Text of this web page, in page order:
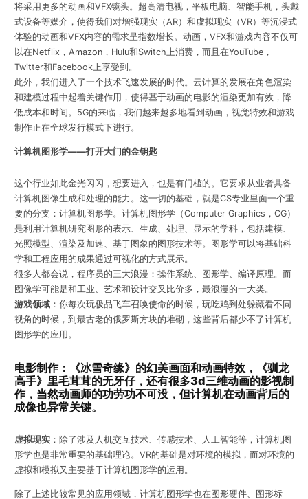
将采用更多的动画和VFX镜头。超高清电视，平板电脑、智能手机，头戴
式设备等媒介，使得我们对增强现实（AR）和虚拟现实（VR）等沉浸式
体验的动画和VFX内容的需求呈指数增长。动画，VFX和游戏内容不仅可
以在Netflix，Amazon，Hulu和Switch上消费，而且在YouTube，
Twitter和Facebook上享受到。
此外，我们进入了一个技术飞速发展的时代。云计算的发展在角色渲染
和建模过程中起着关键作用，使得基于动画的电影的渲染更加有效，降
低成本和时间。5G的来临，我们越来越多地看到动画，视觉特效和游戏
制作正在全球发行模式下进行。
计算机图形学——打开大门的金钥匙
这个行业如此金光闪闪，想要进入，也是有门槛的。它要求从业者具备
计算机图像生成和处理的能力。这一切的基础，就是CS专业里面一个重
要的分支：计算机图形学。 计算机图形学（Computer Graphics，CG）
是利用计算机研究图形的表示、生成、处理、显示的学科，包括建模、
光照模型、渲染及加速、基于图象的图形技术等。图形学可以将基础科
学和工程应用的成果通过可视化的方式展示。
很多人都会说，程序员的三大浪漫：操作系统、图形学、编译原理。而
图像学可能是和工业、艺术和设计交叉比价多，最浪漫的一大类。
游戏领域：你每次玩极品飞车召唤使命的时候，玩吃鸡到处躲藏看不同
视角的时候，到最古老的俄罗斯方块的堆砌，这些背后都少不了计算机
图形学的应用。
电影制作：《冰雪奇缘》的幻美画面和动画特效，《驯龙
高手》里毛茸茸的无牙仔，还有很多3d三维动画的影视制
作，当然动画师的功劳功不可没，但计算机在动画背后的
成像也异常关键。
虚拟现实：除了涉及人机交互技术、传感技术、人工智能等，计算机图
形学也是非常重要的基础理论。VR的基础是对环境的模拟，而对环境的
虚拟和模拟又主要基于计算机图形学的运用。
除了上述比较常见的应用领域，计算机图形学也在图形硬件、图形标